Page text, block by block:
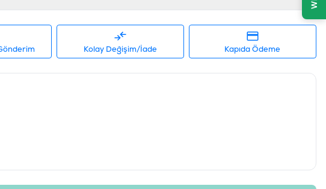
Kolay Değişim/İade Kapıda Ödeme